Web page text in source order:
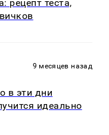
рецепт теста,
9 месяцев назад
в эти дни
идеально